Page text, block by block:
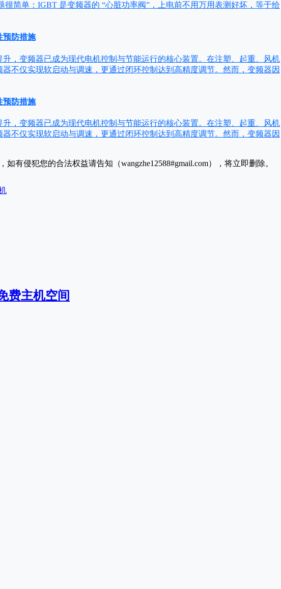
很简单：IGBT 是变频器的 “心脏功率阀”，上电前不用万用表测好坏，等于给
预防措施
，变频器已成为现代电机控制与节能运行的核心装置。在注塑、起重、风机
不仅实现软启动与调速，更通过闭环控制达到高精度调节。然而，变频器因
预防措施
，变频器已成为现代电机控制与节能运行的核心装置。在注塑、起重、风机
不仅实现软启动与调速，更通过闭环控制达到高精度调节。然而，变频器因
有侵犯您的合法权益请告知（wangzhe12588#gmail.com），将立即删除。
费主机空间